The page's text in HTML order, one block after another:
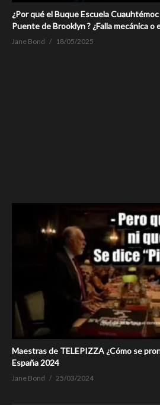
¿Por qué el Buque Escuela
Puente de Brooklyn ? ¿Falla mecánica o
Jane Bond 18/05/2025
Maestras de TELEPIZZA ¿Cómo se
España 2024
Jane Bond 25/03/2024